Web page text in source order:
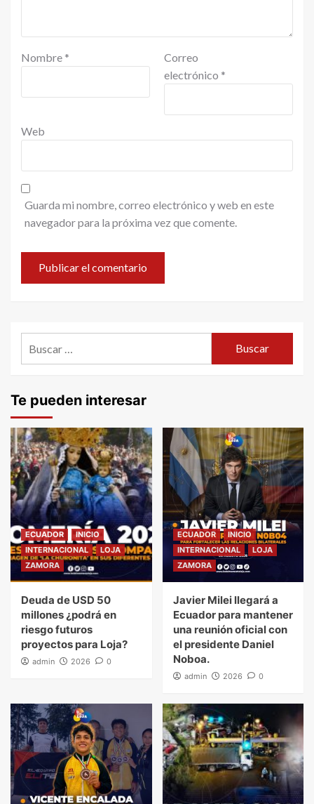
Nombre *
Correo
electrónico *
Web
Guarda mi nombre, correo electrónico y web en este
navegador para la próxima vez que comente.
Te pueden interesar
ECUADOR
INICIO
INTERNACIONAL
LOJA
ZAMORA
Deuda de USD 50
millones ¿podrá en
riesgo futuros
proyectos para Loja?
admin 2026 0
ECUADOR
INICIO
INTERNACIONAL
LOJA
ZAMORA
Javier Milei llegará a
Ecuador para mantener
una reunión oficial con
el presidente Daniel
Noboa.
admin 2026 0